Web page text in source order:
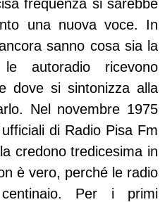
frequenza si sarebbe
una nuova voce. In
sanno cosa sia la
autoradio ricevono
dove si sintonizza alla
Nel novembre 1975
di Radio Pisa Fm
credono tredicesima in
è vero, perché le radio
Per i primi